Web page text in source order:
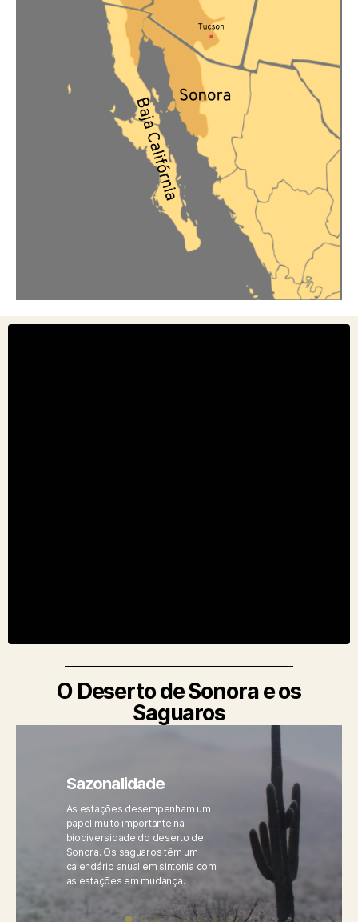
O Deserto de Sonora e os
Saguaros
Sazonalidade
As estações desempenham um
papel muito importante na
biodiversidade do deserto de
Sonora. Os saguaros têm um
calendário anual em sintonia com
as estações em mudança.